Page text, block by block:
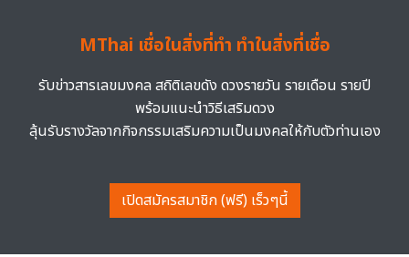
MThai เชื่อในสิ่งที่ทำ ทำในสิ่งที่เชื่อ
รับข่าวสารเลขมงคล สถิติเลขดัง ดวงรายวัน รายเดือน รายปี
พร้อมแนะนำวิธีเสริมดวง
ลุ้นรับรางวัลจากกิจกรรมเสริมความเป็นมงคลให้กับตัวท่านเอง
เปิดสมัครสมาชิก (ฟรี) เร็วๆนี้